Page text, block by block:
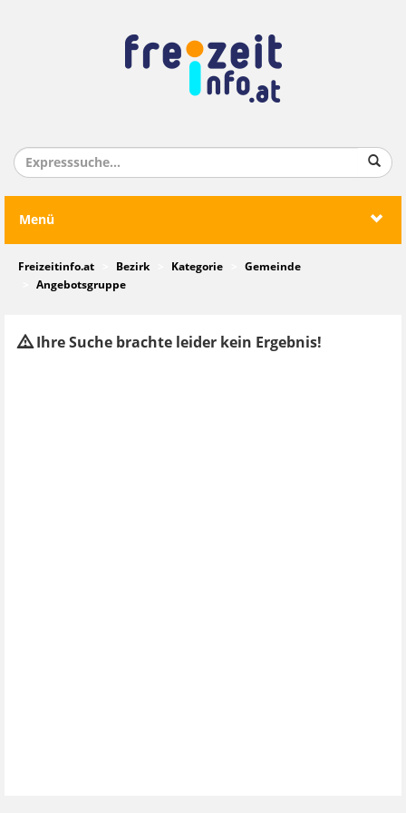
Menü
Freizeitinfo.at Bezirk Kategorie
Gemeinde
Angebotsgruppe
Ihre Suche brachte leider kein Ergebnis!